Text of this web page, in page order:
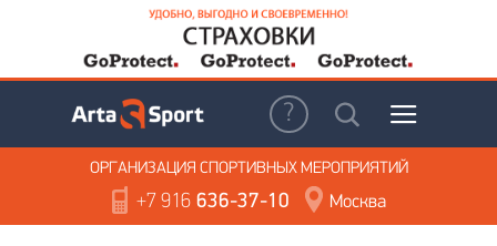
ОРГАНИЗАЦИЯ СПОРТИВНЫХ МЕРОПРИЯТИЙ
+7 916636-37-10 Москва